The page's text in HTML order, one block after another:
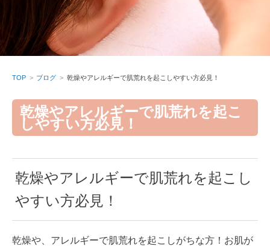
TOP ブログ 乾燥やアレルギーで肌荒れを起こしやすい方必見！
乾燥やアレルギーで肌荒れを起こ
しやすい方必見！
乾燥やアレルギーで肌荒れを起こし
やすい方必見！
乾燥や、アレルギーで肌荒れを起こしがちな方！お肌が